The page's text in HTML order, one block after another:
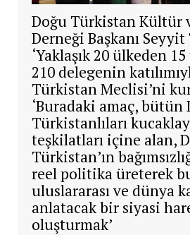
Doğu Türkistan Kültür
Derneği Başkanı
‘Yaklaşık 20 ülkeden
210 delegenin
Türkistan Meclisi’ni
‘Buradaki amaç, bütün
Türkistanlıları
teşkilatları içine alan,
Türkistan’ın
reel politika üreterek
uluslararası ve dünya
anlatacak bir siyasi
oluşturmak’